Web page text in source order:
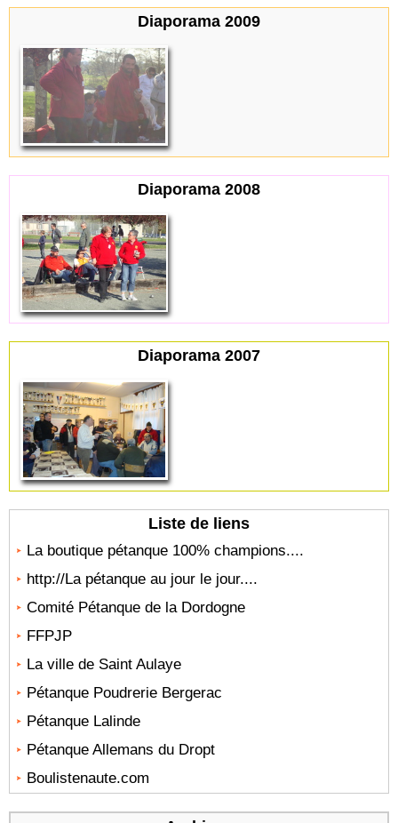
Diaporama 2009
Diaporama 2008
Diaporama 2007
Liste de liens
La boutique pétanque 100% champions....
http://La pétanque au jour le jour....
Comité Pétanque de la Dordogne
FFPJP
La ville de Saint Aulaye
Pétanque Poudrerie Bergerac
Pétanque Lalinde
Pétanque Allemans du Dropt
Boulistenaute.com